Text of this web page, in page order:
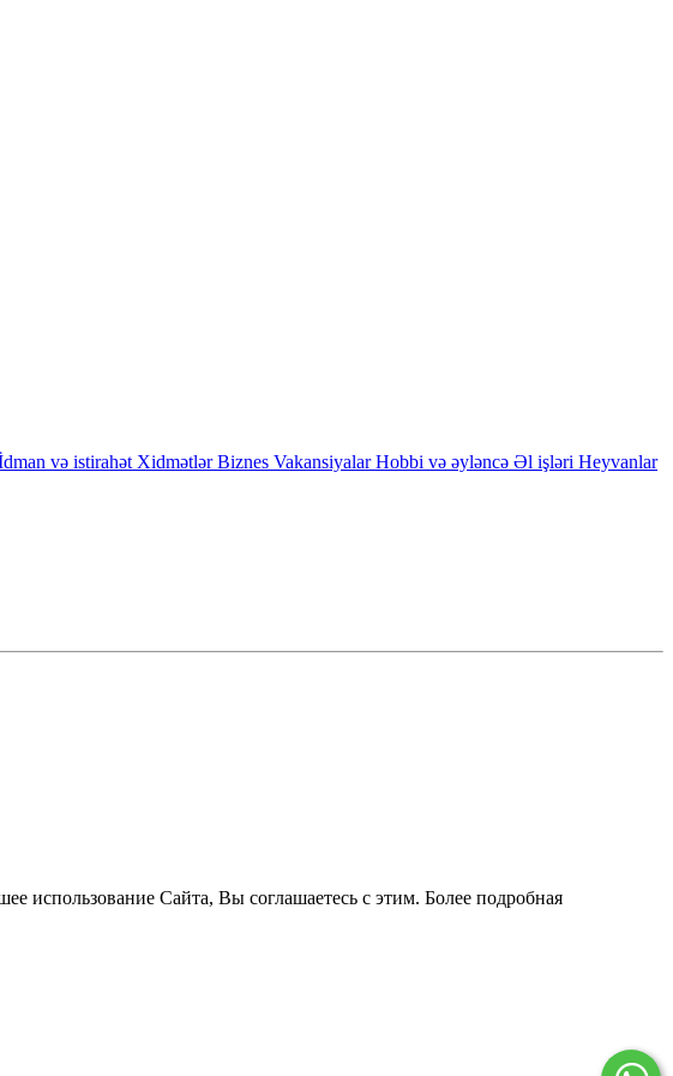
və istirahət Xidmətlər Biznes Vakansiyalar Hobbi və əyləncə Əl işləri Heyvanlar
использование Сайта, Вы соглашаетесь с этим. Более подробная